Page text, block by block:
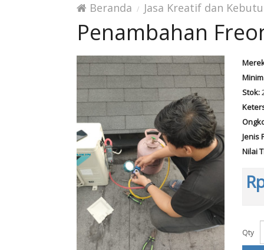
Beranda Jasa Kreatif dan
Penambahan
Stok:
Jenis
Nilai
Qty